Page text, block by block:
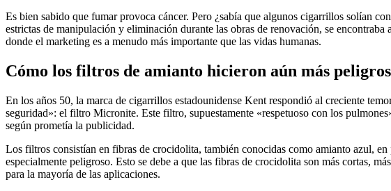
Es bien sabido que fumar provoca cáncer. Pero ¿sabía que algunos cigarrillos solían
estrictas de manipulación y eliminación durante las obras de renovación, se
donde el marketing es a menudo más importante que las vidas humanas.
Cómo los filtros de amianto hicieron aún más
En los años 50, la marca de cigarrillos estadounidense Kent respondió al creciente
seguridad»: el filtro Micronite. Este filtro, supuestamente «respetuoso con los
según prometía la publicidad.
Los filtros consistían en fibras de crocidolita, también conocidas como amianto azul,
especialmente peligroso. Esto se debe a que las fibras de crocidolita son más cortas,
para la mayoría de las aplicaciones.